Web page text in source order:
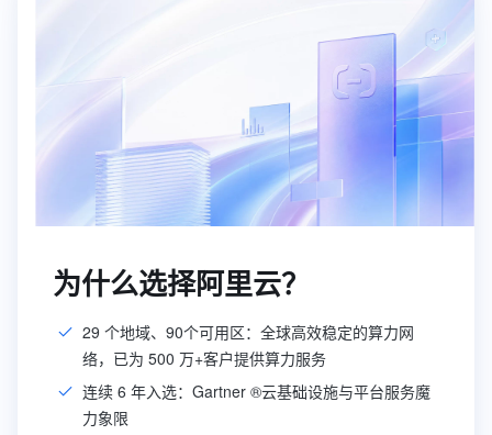
为什么选择阿里云？
29 个地域、90个可用区：全球高效稳定的算力网
络，已为 500 万+客户提供算力服务
连续 6 年入选：Gartner ®云基础设施与平台服务魔
力象限